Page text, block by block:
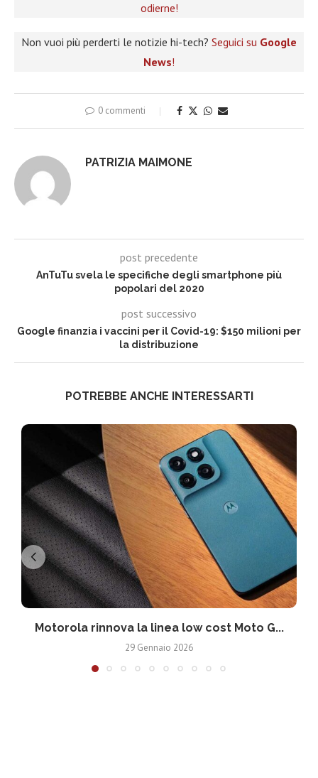
odierne!
Non vuoi più perderti le notizie hi-tech? Seguici su Google
News!
0 commenti
PATRIZIA MAIMONE
post precedente
AnTuTu svela le specifiche degli smartphone più
popolari del 2020
post successivo
Google finanzia i vaccini per il Covid-19: $150 milioni per
la distribuzione
POTREBBE ANCHE INTERESSARTI
Motorola rinnova la linea low cost Moto G...
29 Gennaio 2026